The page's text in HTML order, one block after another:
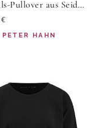
Rundhals-Pullover aus Seide und Kaschmir Peter Hahn grau
€
PETER HAHN